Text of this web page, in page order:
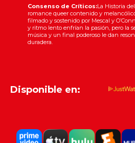
Consenso de Críticos:La Historia
romance queer contenido y
filmado y sostenido por Mescal y
y ritmo lento enfrían la pasión, pero la
música y un final poderoso le dan
duradera.
Disponible en: